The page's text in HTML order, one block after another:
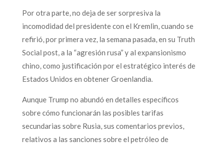
Por otra parte, no deja de ser sorpresiva la
incomodidad del presidente con el Kremlin, cuando se
refirió, por primera vez, la semana pasada, en su Truth
Social post, a la “agresión rusa” y al expansionismo
chino, como justificación por el estratégico interés de
Estados Unidos en obtener Groenlandia.
Aunque Trump no abundó en detalles específicos
sobre cómo funcionarán las posibles tarifas
secundarias sobre Rusia, sus comentarios previos,
relativos a las sanciones sobre el petróleo de